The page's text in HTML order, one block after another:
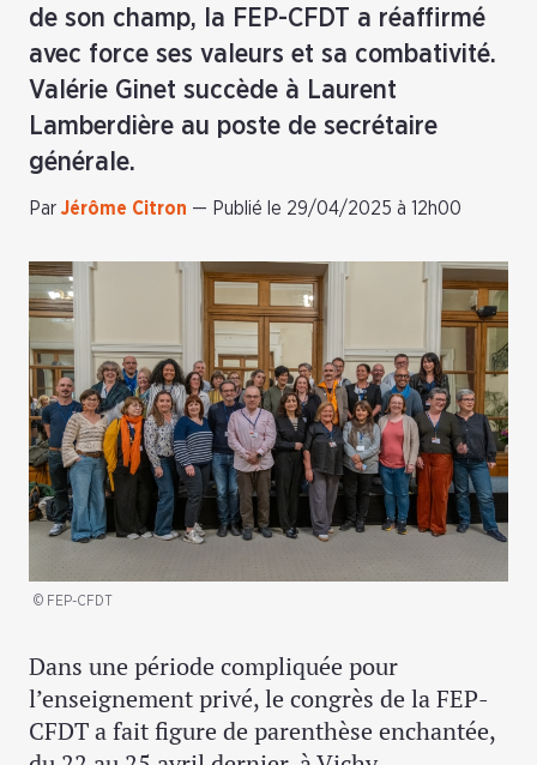
de son champ, la FEP-CFDT a réaffirmé
avec force ses valeurs et sa combativité.
Valérie Ginet succède à Laurent
Lamberdière au poste de secrétaire
générale.
Par Jérôme Citron — Publié le 29/04/2025 à 12h00
© FEP-CFDT
Dans une période compliquée pour
l’enseignement privé, le congrès de la FEP-
CFDT a fait figure de parenthèse enchantée,